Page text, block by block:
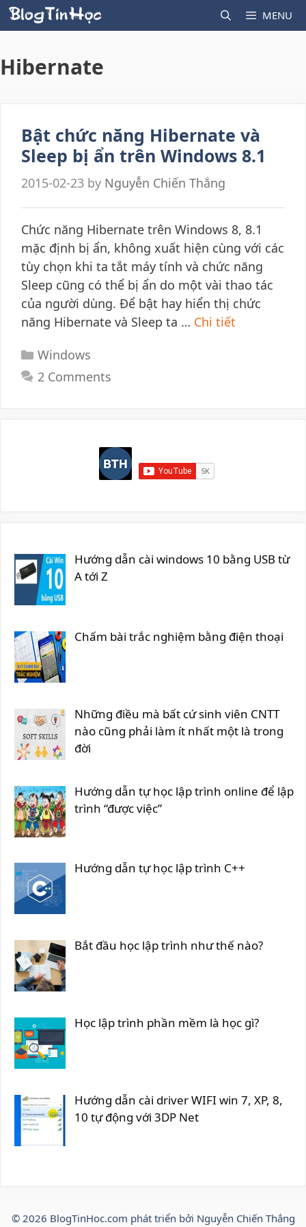
Skip
to
MENU
Hibernate
Bật chức năng Hibernate và
Sleep bị ẩn trên Windows 8.1
2015-02-23 by Nguyễn Chiến Thắng
Chức năng Hibernate trên Windows 8, 8.1
mặc định bị ẩn, không xuất hiện cùng với các
tùy chọn khi ta tắt máy tính và chức năng
Sleep cũng có thể bị ẩn do một vài thao tác
của người dùng. Để bật hay hiển thị chức
năng Hibernate và Sleep ta … Chi tiết
Categories
Windows
2 Comments
Hướng dẫn cài windows 10 bằng USB từ
A tới Z
Chấm bài trắc nghiệm bằng điện thoại
Những điều mà bất cứ sinh viên CNTT
nào cũng phải làm ít nhất một là trong
đời
Hướng dẫn tự học lập trình online để lập
trình “được việc”
Hướng dẫn tự học lập trình C++
Bắt đầu học lập trình như thế nào?
Học lập trình phần mềm là học gì?
Hướng dẫn cài driver WIFI win 7, XP, 8,
10 tự động với 3DP Net
© 2026 BlogTinHoc.com phát triển bởi Nguyễn Chiến Thắng